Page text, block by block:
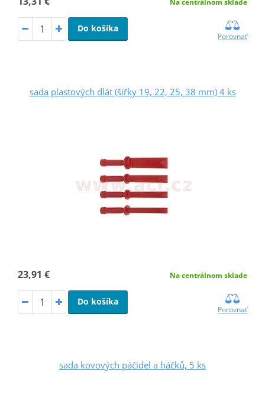
Do košíka
Porovnať
sada plastových dlát (šířky 19, 22, 25, 38 mm) 4 ks
23,91 € Na centrálnom sklade
Do košíka
Porovnať
sada kovových páčidel a háčků, 5 ks